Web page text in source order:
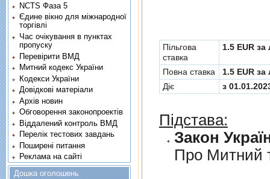
Пільгова
ставка
1.5 EUR за
Повна ставка
1.5 EUR за
Діє
з
Підстава:
Закон
Про Митний
NCTS Фаза 5
Єдине вікно для міжнародної
торгівлі
Час очікування в пунктах
пропуску
Перевірити ВМД
Митний кодекс України
Кодекси України
Довідкові матеріали
Архів новин
Обговорення законопроектів
Віддалений контроль ВМД
Перелік тестових завдань
Поширені питання
Реклама на сайті
Дошка оголошень